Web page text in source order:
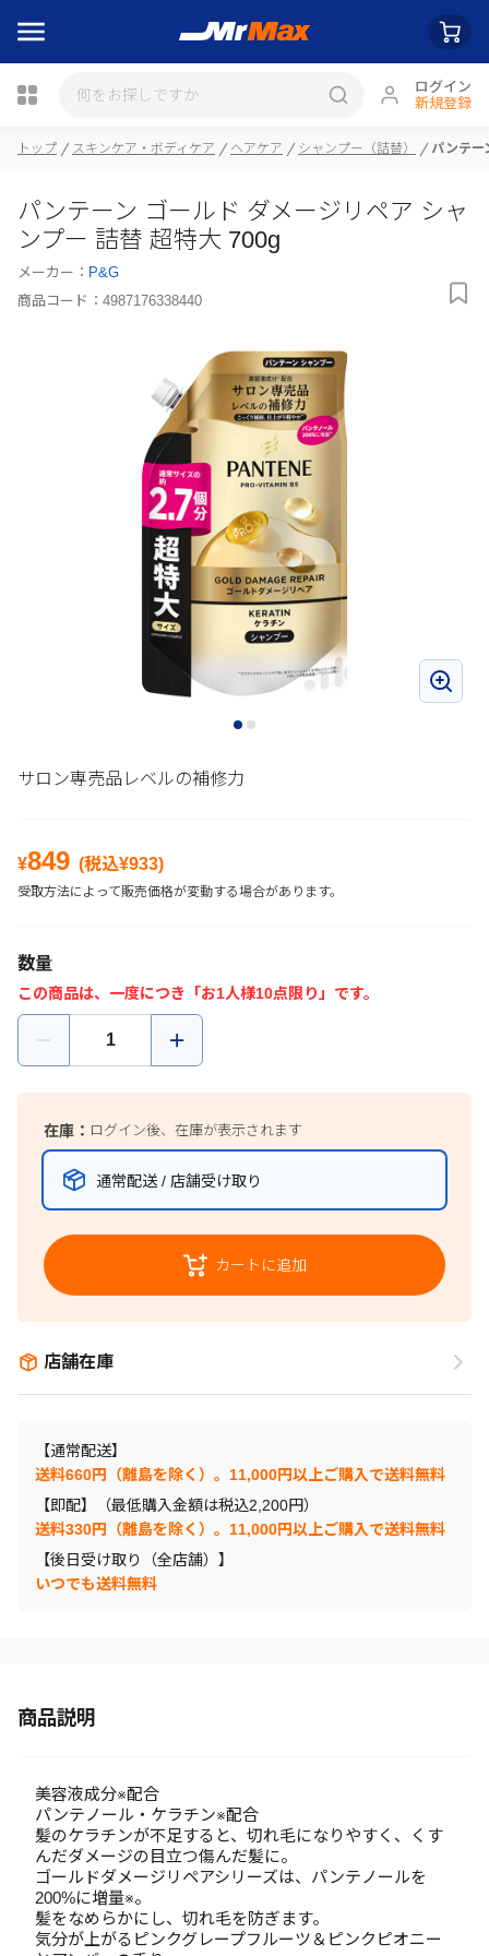
ログイン
新規登録
トップ スキンケア・ボディケア ヘアケア シャンプー（詰替） パンテー
パンテーン ゴールド ダメージリペア シャ
ンプー 詰替 超特大 700g
メーカー： P&G
商品コード： 4987176338440
サロン専売品レベルの補修力
¥849 (税込¥933)
受取方法によって販売価格が変動する場合があります。
数量
この商品は、一度につき「お1人様10点限り」です。
在庫： ログイン後、在庫が表示されます
通常配送 / 店舗受け取り
カートに追加
店舗在庫
【通常配送】
送料660円（離島を除く）。11,000円以上ご購入で送料無料
【即配】（最低購入金額は税込2,200円）
送料330円（離島を除く）。11,000円以上ご購入で送料無料
【後日受け取り（全店舗）】
いつでも送料無料
商品説明
美容液成分※配合
パンテノール・ケラチン※配合
髪のケラチンが不足すると、切れ毛になりやすく、くす
んだダメージの目立つ傷んだ髪に。
ゴールドダメージリペアシリーズは、パンテノールを
200%に増量※。
髪をなめらかにし、切れ毛を防ぎます。
気分が上がるピンクグレープフルーツ＆ピンクピオニー